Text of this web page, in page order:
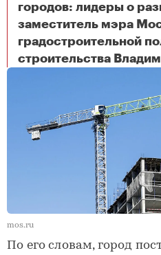
городов: лидеры о
заместитель мэра
градостроительной
строительства
mos.ru
По его словам, город